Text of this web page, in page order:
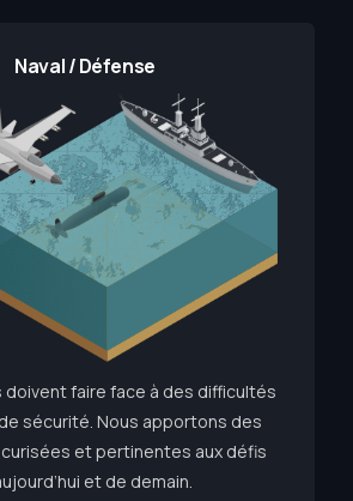
Naval / Défense
faire face à des difficultés
sécurité. Nous apportons des
et pertinentes aux défis
et de demain.